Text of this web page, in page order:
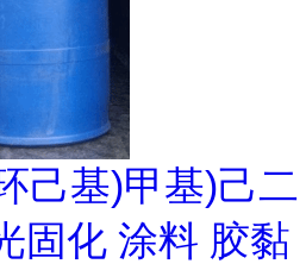
己基)甲基)己二
固化 涂料 胶黏